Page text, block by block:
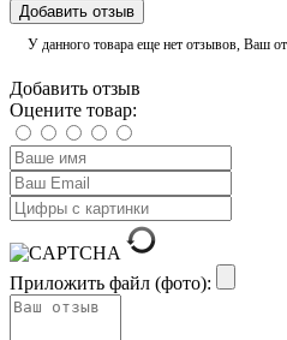
Добавить отзыв
У данного товара еще нет отзывов, Ваш
Добавить отзыв
Оцените товар:
Приложить файл (фото):